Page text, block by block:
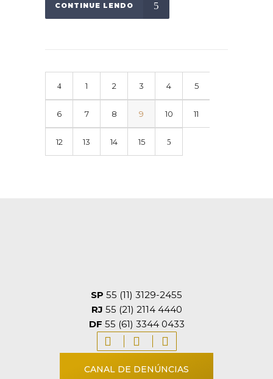
CONTINUE LENDO
1 2 3 4 5
6 7 8 9 10 11
12 13 14 15
CANAL DE DENÚNCIAS
SP 55 (11) 3129-2455
RJ 55 (21) 2114 4440
DF 55 (61) 3344 0433